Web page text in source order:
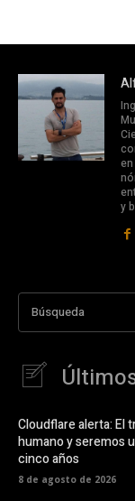
y
Búsqueda
Cloudflare alerta: El
humano y seremos
cinco años
8 de agosto de 2026